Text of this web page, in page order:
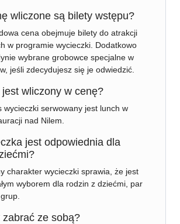
wliczone są bilety wstępu?
cena obejmuje bilety do atrakcji
w programie wycieczki. Dodatkowo
wybrane grobowce specjalne w
jeśli zdecydujesz się je odwiedzić.
wliczony w cenę?
wycieczki serwowany jest lunch w
nad Nilem.
jest odpowiednia dla
charakter wycieczki sprawia, że jest
wyborem dla rodzin z dziećmi, par
zabrać ze sobą?